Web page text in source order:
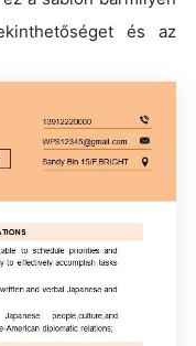
és az